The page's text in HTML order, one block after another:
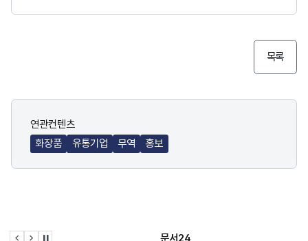
목록
연관컨텐츠
화장품
유통기업 무역 홍보
문서24